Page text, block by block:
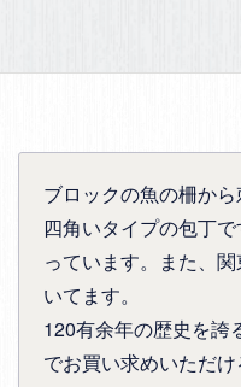
ブロックの魚の柵か
四角いタイプの包丁
っています。また、
いてます。
120有余年の歴史を誇
でお買い求めいただけ